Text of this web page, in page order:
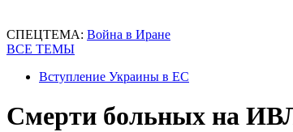
СПЕЦТЕМА: Война в Иране
ВСЕ ТЕМЫ
Вступление Украины в ЕС
Смерти больных на